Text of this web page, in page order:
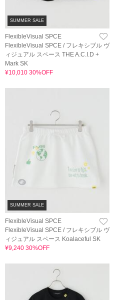
SUMMER SALE
FlexibleVisual SPCE
FlexibleVisual SPCE / フレキシブル ヴ
ィジュアル スペース THE A.C.I.D +
Mark SK
¥10,010 30%OFF
SUMMER SALE
FlexibleVisual SPCE
FlexibleVisual SPCE / フレキシブル ヴ
ィジュアル スペース Koalaceful SK
¥9,240 30%OFF